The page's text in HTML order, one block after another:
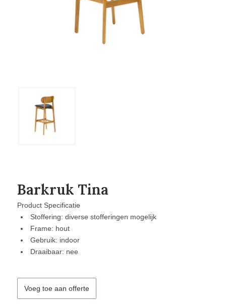
Barkruk Tina
Product Specificatie
Stoffering: diverse stofferingen mogelijk
Frame: hout
Gebruik: indoor
Draaibaar: nee
Voeg toe aan offerte